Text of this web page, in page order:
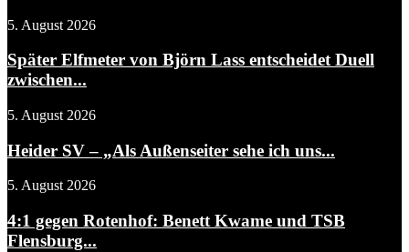
5. August 2026
Später Elfmeter von Björn Lass entscheidet Duell
zwischen...
5. August 2026
Heider SV – „Als Außenseiter sehe ich uns...
5. August 2026
4:1 gegen Rotenhof: Benett Kwame und TSB
Flensburg...